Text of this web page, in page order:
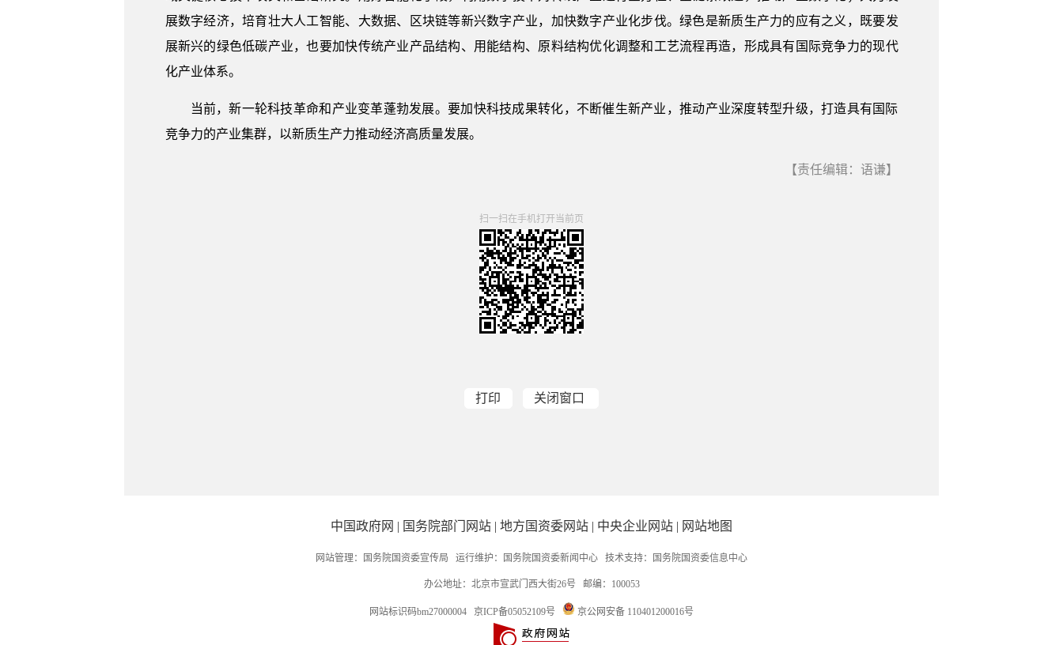
展数字经济，培育壮大人工智能、大数据、区块链等新兴数字产业，加快数字产业化步伐。绿色是新质生产力的应有之义，既要发
展新兴的绿色低碳产业，也要加快传统产业产品结构、用能结构、原料结构优化调整和工艺流程再造，形成具有国际竞争力的现代
化产业体系。
当前，新一轮科技革命和产业变革蓬勃发展。要加快科技成果转化，不断催生新产业，推动产业深度转型升级，打造具有国际
竞争力的产业集群，以新质生产力推动经济高质量发展。
【责任编辑：语谦】
扫一扫在手机打开当前页
打印 关闭窗口